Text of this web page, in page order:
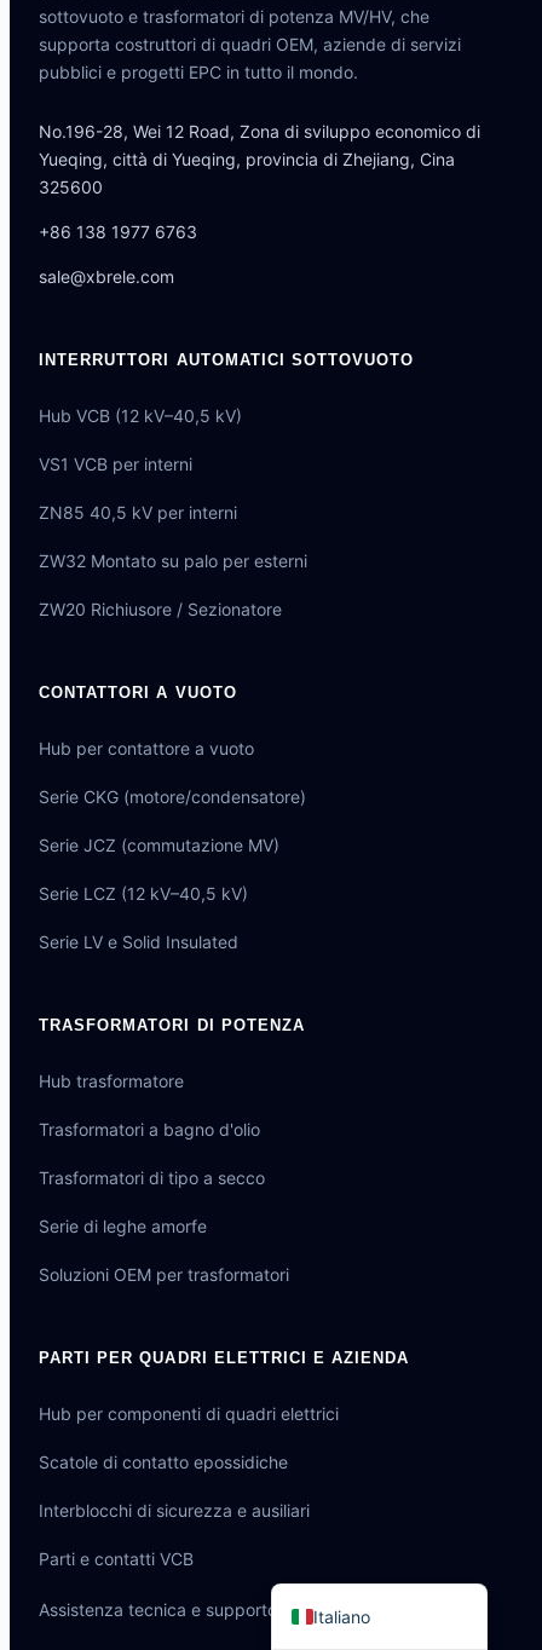
sottovuoto e trasformatori di potenza MV/HV, che
supporta costruttori di quadri OEM, aziende di servizi
pubblici e progetti EPC in tutto il mondo.
No.196-28, Wei 12 Road, Zona di sviluppo economico di
Yueqing, città di Yueqing, provincia di Zhejiang, Cina
325600
+86 138 1977 6763
sale@xbrele.com
INTERRUTTORI AUTOMATICI SOTTOVUOTO
Hub VCB (12 kV–40,5 kV)
VS1 VCB per interni
ZN85 40,5 kV per interni
ZW32 Montato su palo per esterni
ZW20 Richiusore / Sezionatore
CONTATTORI A VUOTO
Hub per contattore a vuoto
Serie CKG (motore/condensatore)
Serie JCZ (commutazione MV)
Serie LCZ (12 kV–40,5 kV)
Serie LV e Solid Insulated
TRASFORMATORI DI POTENZA
Hub trasformatore
Trasformatori a bagno d'olio
Trasformatori di tipo a secco
Serie di leghe amorfe
Soluzioni OEM per trasformatori
PARTI PER QUADRI ELETTRICI E AZIENDA
Hub per componenti di quadri elettrici
Scatole di contatto epossidiche
Interblocchi di sicurezza e ausiliari
Parti e contatti VCB
Assistenza tecnica e supporto ingegneristico
Italiano
Français